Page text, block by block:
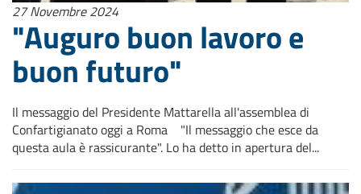
27 Novembre 2024
"Auguro buon lavoro e
buon futuro"
Il messaggio del Presidente Mattarella all'assemblea di
Confartigianato oggi a Roma "Il messaggio che esce da
questa aula è rassicurante". Lo ha detto in apertura del...